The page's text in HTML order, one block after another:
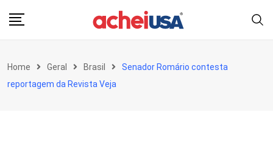
Home Geral Brasil
Senador Romário contesta
reportagem da Revista Veja